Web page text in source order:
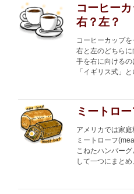
コーヒー
右？左？
コーヒーカップを
右と左のどちら
手を右に向ける
「イギリス式」
ミートロ
アメリカでは家
ミートローフ
こねたハンバー
して一つにまと